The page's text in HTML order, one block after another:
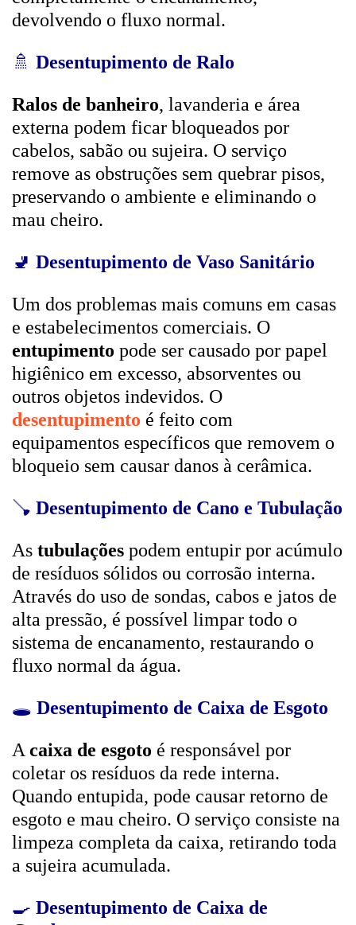
devolvendo o fluxo normal.
🚿 Desentupimento de Ralo
Ralos de banheiro, lavanderia e área
externa podem ficar bloqueados por
cabelos, sabão ou sujeira. O serviço
remove as obstruções sem quebrar pisos,
preservando o ambiente e eliminando o
mau cheiro.
🚽 Desentupimento de Vaso Sanitário
Um dos problemas mais comuns em casas
e estabelecimentos comerciais. O
entupimento pode ser causado por papel
higiênico em excesso, absorventes ou
outros objetos indevidos. O
desentupimento é feito com
equipamentos específicos que removem o
bloqueio sem causar danos à cerâmica.
🪠 Desentupimento de Cano e Tubulação
As tubulações podem entupir por acúmulo
de resíduos sólidos ou corrosão interna.
Através do uso de sondas, cabos e jatos de
alta pressão, é possível limpar todo o
sistema de encanamento, restaurando o
fluxo normal da água.
🕳️ Desentupimento de Caixa de Esgoto
A caixa de esgoto é responsável por
coletar os resíduos da rede interna.
Quando entupida, pode causar retorno de
esgoto e mau cheiro. O serviço consiste na
limpeza completa da caixa, retirando toda
a sujeira acumulada.
🍳 Desentupimento de Caixa de